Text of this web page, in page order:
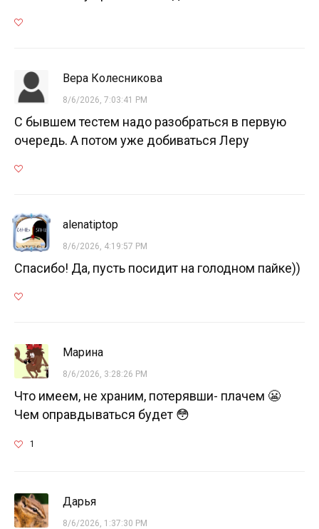
Вера Колесникова
8/6/2026, 7:03:41 PM
С бывшем тестем надо разобраться в первую
очередь. А потом уже добиваться Леру
alenatiptop
8/6/2026, 4:19:57 PM
Спасибо! Да, пусть посидит на голодном пайке))
Марина
8/6/2026, 3:28:26 PM
Что имеем, не храним, потерявши- плачем 😬
Чем оправдываться будет 😳
1
Дарья
8/6/2026, 1:37:30 PM